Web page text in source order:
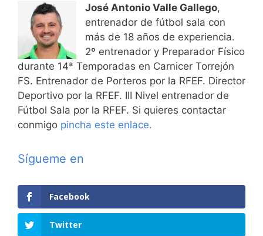
José Antonio Valle Gallego,
entrenador de fútbol sala con
más de 18 años de experiencia.
2º entrenador y Preparador Físico
durante 14ª Temporadas en Carnicer Torrejón
FS. Entrenador de Porteros por la RFEF. Director
Deportivo por la RFEF. III Nivel entrenador de
Fútbol Sala por la RFEF. Si quieres contactar
conmigo pincha este enlace.
Sígueme en
Facebook
Twitter